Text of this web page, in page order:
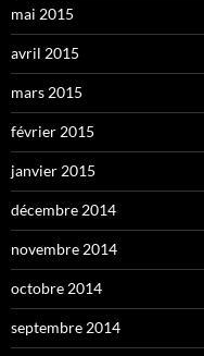
mai 2015
avril 2015
mars 2015
février 2015
janvier 2015
décembre 2014
novembre 2014
octobre 2014
septembre 2014